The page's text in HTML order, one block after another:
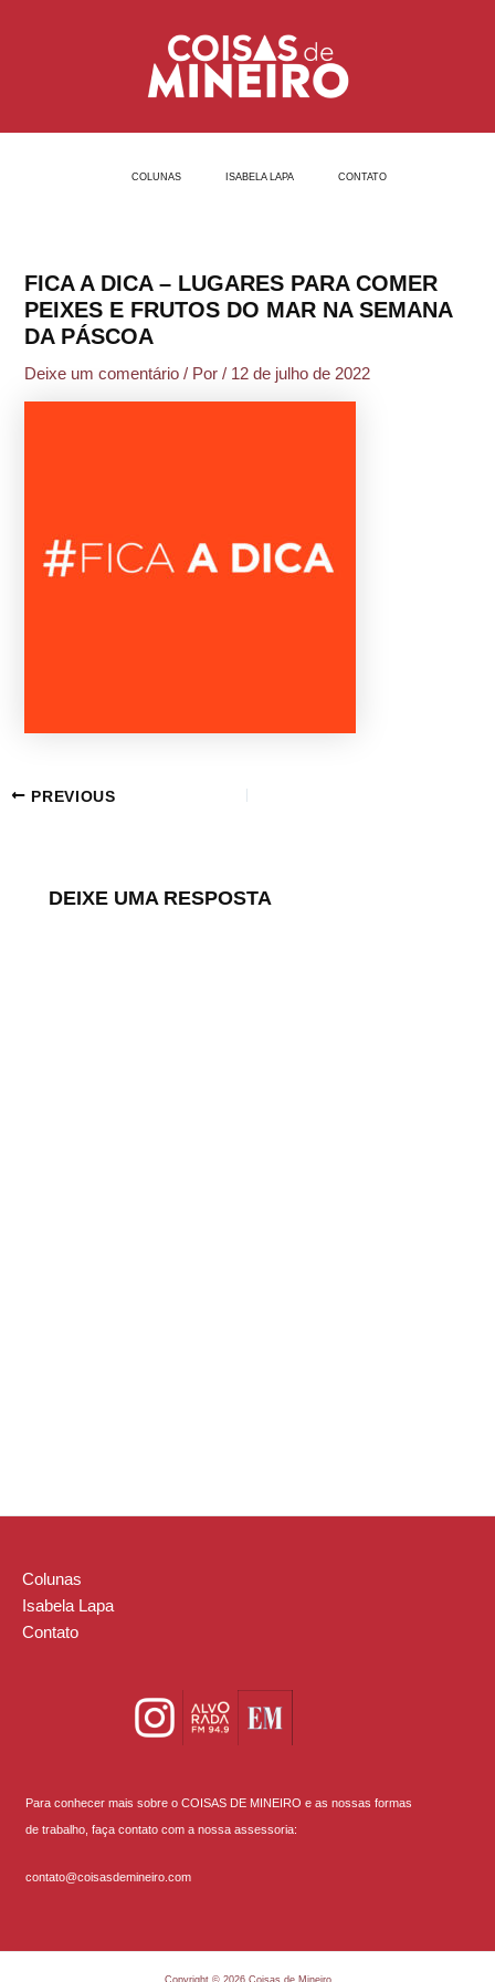
COLUNAS ISABELA LAPA CONTATO
FICA A DICA – LUGARES PARA COMER
PEIXES E FRUTOS DO MAR NA SEMANA
DA PÁSCOA
Deixe um comentário / Por/ 12 de julho de 2022
PREVIOUS
DEIXE UMA RESPOSTA
Colunas
Isabela Lapa
Contato
Para conhecer mais sobre o COISAS DE MINEIRO e as nossas formas
de trabalho, faça contato com a nossa assessoria:
contato@coisasdemineiro.com
Copyright © 2026 Coisas de Mineiro